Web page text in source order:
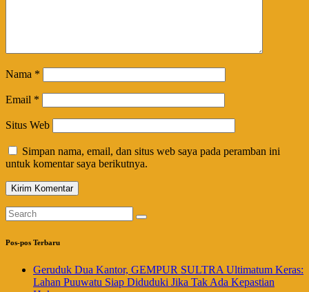
Nama *
Email *
Situs Web
Simpan nama, email, dan situs web saya pada peramban ini
untuk komentar saya berikutnya.
Pos-pos Terbaru
Geruduk Dua Kantor, GEMPUR SULTRA Ultimatum Keras:
Lahan Puuwatu Siap Diduduki Jika Tak Ada Kepastian